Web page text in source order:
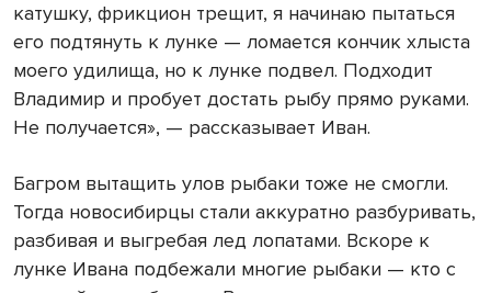
катушку, фрикцион трещит, я начинаю пытаться
его подтянуть к лунке — ломается кончик хлыста
моего удилища, но к лунке подвел. Подходит
Владимир и пробует достать рыбу прямо руками.
Не получается», — рассказывает Иван.
Багром вытащить улов рыбаки тоже не смогли.
Тогда новосибирцы стали аккуратно разбуривать,
разбивая и выгребая лед лопатами. Вскоре к
лунке Ивана подбежали многие рыбаки — кто с